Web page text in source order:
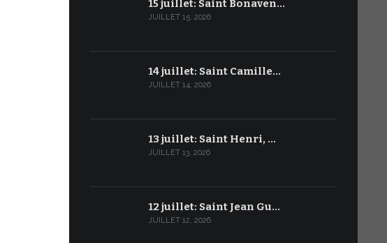
15 juillet: Saint Bonaven…
JUILLET 15, 2026
14 juillet: Saint Camille…
JUILLET 14, 2026
13 juillet: Saint Henri, …
JUILLET 13, 2026
12 juillet: Saint Jean Gu…
JUILLET 12, 2026